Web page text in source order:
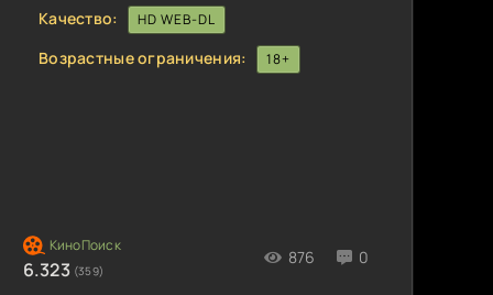
6.323 (359)
876 0
Качество:
HD WEB-DL
Возрастные ограничения: 18+